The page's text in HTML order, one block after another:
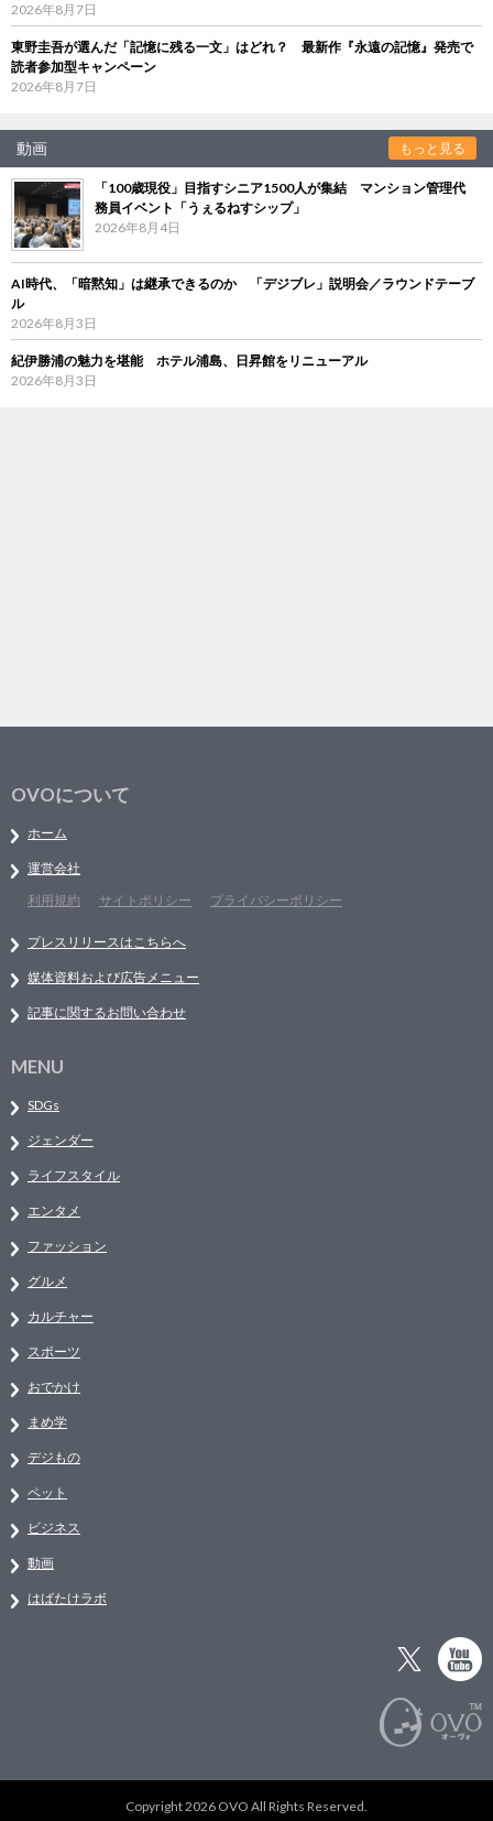
2026年8月7日
東野圭吾が選んだ「記憶に残る一文」はどれ？ 最新作『永遠の記憶』発売で
読者参加型キャンペーン
2026年8月7日
動画 もっと見る
「100歳現役」目指すシニア1500人が集結 マンション管理代
務員イベント「うぇるねすシップ」
2026年8月4日
AI時代、「暗黙知」は継承できるのか 「デジブレ」説明会／ラウンドテーブ
ル
2026年8月3日
紀伊勝浦の魅力を堪能 ホテル浦島、日昇館をリニューアル
2026年8月3日
OVOについて
ホーム
運営会社
利用規約
サイトポリシー プライバシーポリシー
プレスリリースはこちらへ
媒体資料および広告メニュー
記事に関するお問い合わせ
MENU
SDGs
ジェンダー
ライフスタイル
エンタメ
ファッション
グルメ
カルチャー
スポーツ
おでかけ
まめ学
デジもの
ペット
ビジネス
動画
はばたけラボ
Copyright 2026 OVO All Rights Reserved.